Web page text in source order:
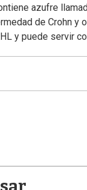
azufre
de Crohn y
y puede servir